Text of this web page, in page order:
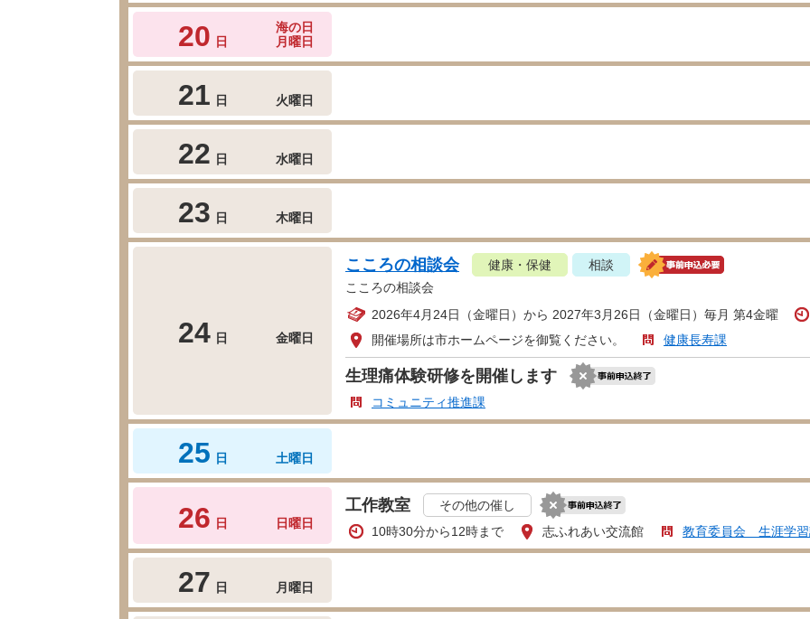
20 日
海の日
月曜日
21 日 火曜日
22 日 水曜日
23 日 木曜日
24 日 金曜日
こころの相談会 健康・保健
相談
こころの相談会
2026年4月24日（金曜日）から 2027年3月26日（金曜日）毎月 第4金曜
開催場所は市ホームページを御覧ください。
健康長寿課
生理痛体験研修を開催します
コミュニティ推進課
25 日 土曜日
26 日 日曜日
工作教室
その他の催し
10時30分から12時まで
志ふれあい交流館 教育委員会 生涯学
27 日 月曜日